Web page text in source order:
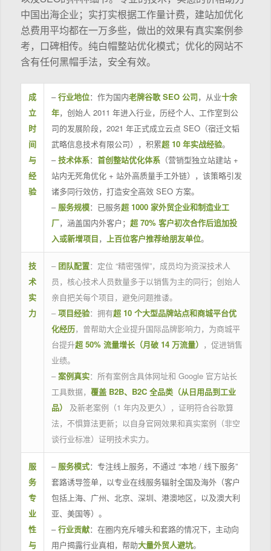
中国出海企业；实打实根据工作量计费，建站加优化
总费用平均都在一万多些，做出的效果有真实案例参
考，口碑相传。纯白帽整站优化模式；优化的网站不
含有任何黑帽手法，安全有效。
成
立
时
间
与
经
验
–行业地位：作为国内老牌谷歌 SEO 公司，从业十余
年，创始人 2011 年进入行业，历经个人、工作室到公
司的发展阶段，2021 年正式成立云点 SEO（宿迁文韬
武略信息技术有限公司），积累超 10 年实战经验。
–技术体系： 首创整站优化体系（营销型独立站建站 +
站内无死角优化 + 站外高质量手工外链），该策略引发
诸多同行效仿，打造安全高效 SEO 方案。
– 服务规模：已服务超 1000 家外贸企业和制造业工
厂，涵盖国内外客户； 超 70% 客户初次合作后追加投
入或新增项目， 上百位客户推荐给朋友单位。
技
术
实
力
– 团队配置：定位 “精密强悍”，成员均为资深技术人
员，核心技术人员数量多于以销售为主的同行；创始人
亲自把关每个项目，避免问题推诿。
– 项目经验：拥有超 10 个大型品牌站点和商城平台优
化经历，曾帮助大企业提升国际品牌影响力，为商城平
台提升超 50% 流量增长（月破 14 万流量） ，促进销售
业绩。
– 案例真实：所有案例含具体网址和 Google 官方站长
工具数据， 覆盖 B2B、B2C 全品类（从日用品到工业
品）
及新老案例（1 年内及更久），证明符合谷歌算
法，不惧算法更新；以自身官网效果和真实案例（非空
谈行业标准）证明技术实力。
服
务
专
业
性
与
– 服务模式：专注线上服务，不通过 “本地 / 线下服务”
套路诱导签单，以专业在线服务辐射全国及海外（客户
包括上海、广州、北京、深圳、港澳地区，以及澳大利
亚、美国等）。
–行业贡献：在圈内充斥噱头和套路的情况下，主动向
用户揭露行业真相，帮助大量外贸人避坑。